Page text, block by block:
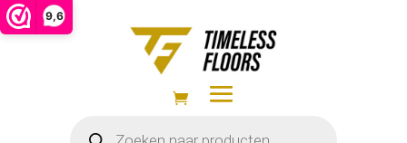
9,6
zoeken